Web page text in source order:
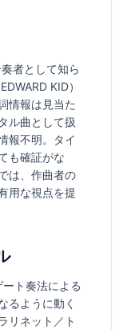
者として知ら
KID）
情報は見当た
ル曲として扱
報不明。タイ
も確証がな
は、作曲者の
用な視点を提
ト奏法による
るように動く
リネット／ト